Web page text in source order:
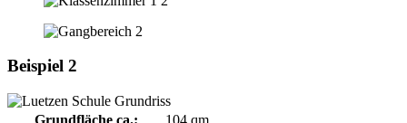
Beispiel 2